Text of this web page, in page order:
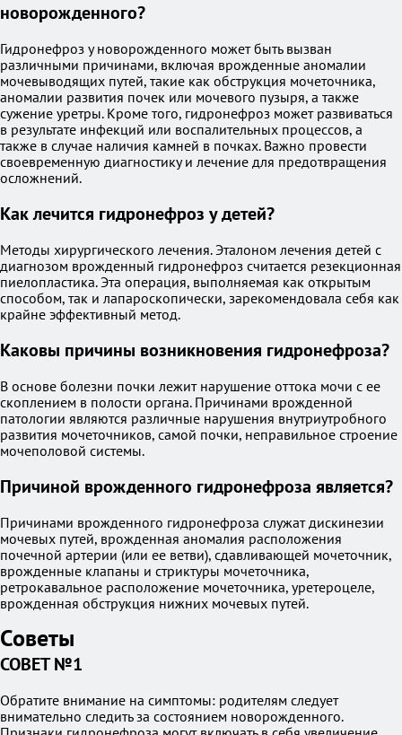
новорожденного?
Гидронефроз у новорожденного может быть вызван
различными причинами, включая врожденные аномалии
мочевыводящих путей, такие как обструкция мочеточника,
аномалии развития почек или мочевого пузыря, а также
сужение уретры. Кроме того, гидронефроз может развиваться
в результате инфекций или воспалительных процессов, а
также в случае наличия камней в почках. Важно провести
своевременную диагностику и лечение для предотвращения
осложнений.
Как лечится гидронефроз у детей?
Методы хирургического лечения. Эталоном лечения детей с
диагнозом врожденный гидронефроз считается резекционная
пиелопластика. Эта операция, выполняемая как открытым
способом, так и лапароскопически, зарекомендовала себя как
крайне эффективный метод.
Каковы причины возникновения гидронефроза?
В основе болезни почки лежит нарушение оттока мочи с ее
скоплением в полости органа. Причинами врожденной
патологии являются различные нарушения внутриутробного
развития мочеточников, самой почки, неправильное строение
мочеполовой системы.
Причиной врожденного гидронефроза является?
Причинами врожденного гидронефроза служат дискинезии
мочевых путей, врожденная аномалия расположения
почечной артерии (или ее ветви), сдавливающей мочеточник,
врожденные клапаны и стриктуры мочеточника,
ретрокавальное расположение мочеточника, уретероцеле,
врожденная обструкция нижних мочевых путей.
Советы
СОВЕТ №1
Обратите внимание на симптомы: родителям следует
внимательно следить за состоянием новорожденного.